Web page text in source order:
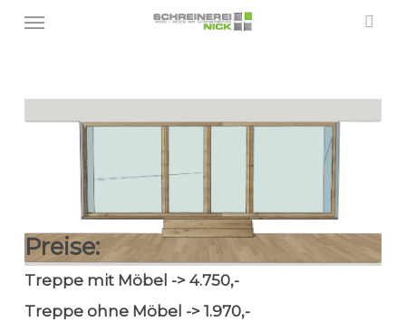
Skip
content
Menu
Preise:
Treppe mit Möbel -> 4.750,-
Treppe ohne Möbel -> 1.970,-